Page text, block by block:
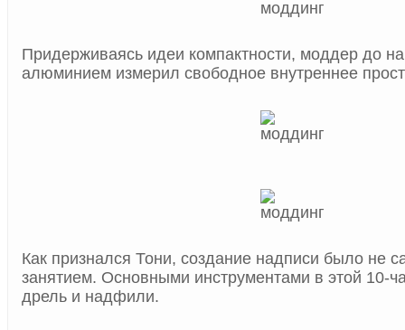
Придерживаясь идеи компактности, моддер до
алюминием измерил свободное внутреннее
Как признался Тони, создание надписи было не
занятием. Основными инструментами в этой 10-
дрель и надфили.